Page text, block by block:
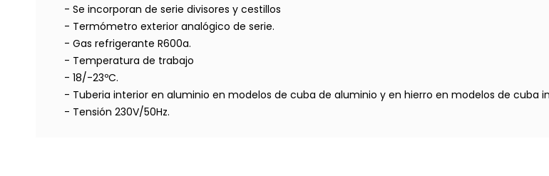
- Se incorporan de serie divisores y cestillos
- Termómetro exterior analógico de serie.
- Gas refrigerante R600a.
- Temperatura de trabajo
- 18/-23ºC.
- Tuberia interior en aluminio en modelos de cuba de aluminio y en hierro en modelos de cuba
- Tensión 230V/50Hz.